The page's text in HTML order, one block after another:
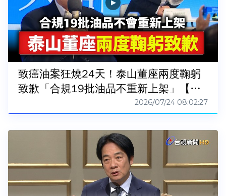
致癌油案狂燒24天！泰山董座兩度鞠躬
致歉「合規19批油品不重新上架」【小
2026/07/24 08:02:27